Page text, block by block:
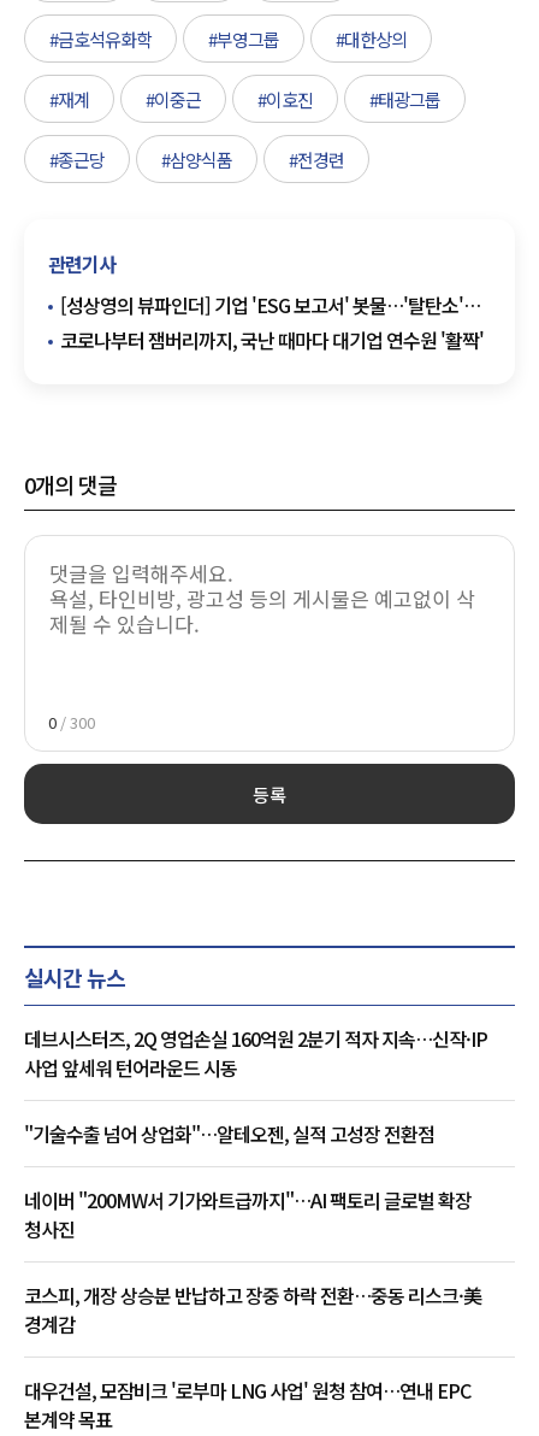
#금호석유화학 #부영그룹 #대한상의
#재계 #이중근 #이호진 #태광그룹
#종근당 #삼양식품 #전경련
관련기사
[성상영의 뷰파인더] 기업 'ESG 보고서' 봇물…'탈탄소'
알리기 열중
코로나부터 잼버리까지, 국난 때마다 대기업 연수원 '활짝'
0개의 댓글
0 / 300
등록
실시간 뉴스
데브시스터즈, 2Q 영업손실 160억원 2분기 적자 지속…신작·IP
사업 앞세워 턴어라운드 시동
"기술수출 넘어 상업화"…알테오젠, 실적 고성장 전환점
네이버 "200MW서 기가와트급까지"…AI 팩토리 글로벌 확장
청사진
코스피, 개장 상승분 반납하고 장중 하락 전환…중동 리스크·美
경계감
대우건설, 모잠비크 '로부마 LNG 사업' 원청 참여…연내 EPC
본계약 목표